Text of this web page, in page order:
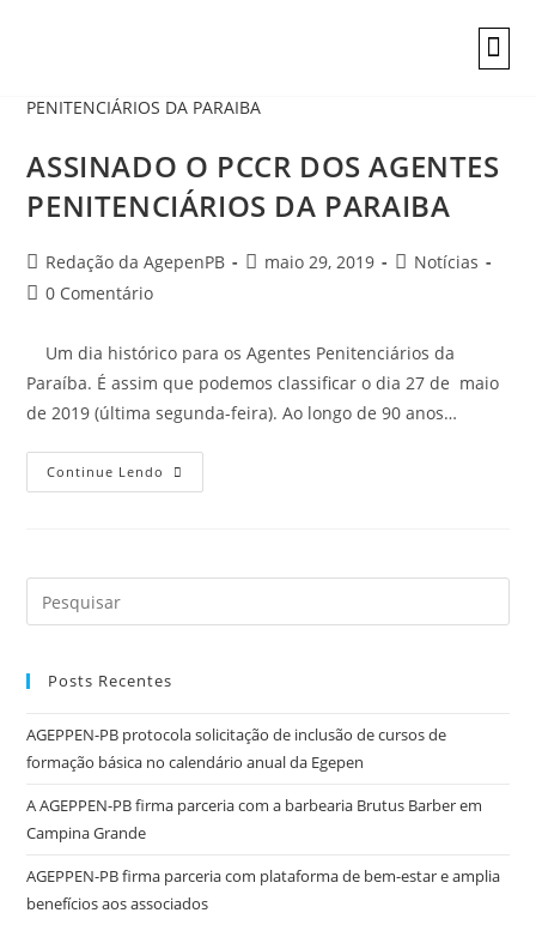
ASSINADO O PCCR DOS AGENTES
PENITENCIÁRIOS DA PARAIBA
Redação da AgepenPB maio 29, 2019
Notícias
0 Comentário
Um dia histórico para os Agentes Penitenciários da
Paraíba. É assim que podemos classificar o dia 27 de maio
de 2019 (última segunda-feira). Ao longo de 90 anos…
Continue Lendo
Posts Recentes
AGEPPEN-PB protocola solicitação de inclusão de cursos de
formação básica no calendário anual da Egepen
A AGEPPEN-PB firma parceria com a barbearia Brutus Barber em
Campina Grande
AGEPPEN-PB firma parceria com plataforma de bem-estar e amplia
benefícios aos associados